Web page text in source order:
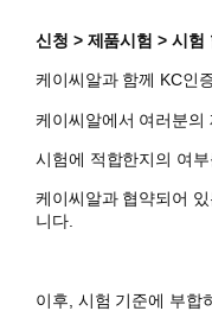
신청 > 제품시험 > 시험
케이씨알과 함께 KC인
케이씨알에서 여러분
시험에 적합한지의 여부
케이씨알과 협약되어
니다.
이후, 시험 기준에 부합